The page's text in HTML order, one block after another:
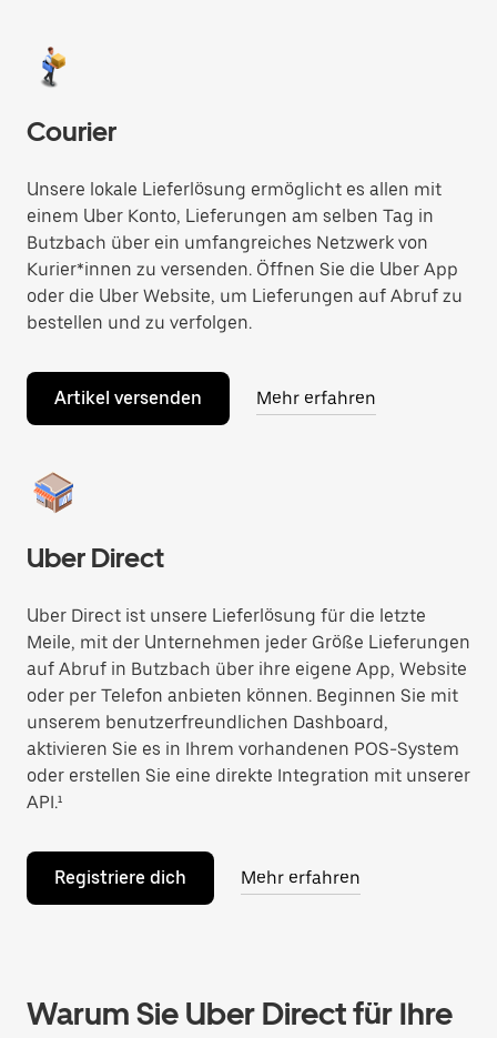
Courier
Unsere lokale Lieferlösung ermöglicht es allen mit
einem Uber Konto, Lieferungen am selben Tag in
Butzbach über ein umfangreiches Netzwerk von
Kurier*innen zu versenden. Öffnen Sie die Uber App
oder die Uber Website, um Lieferungen auf Abruf zu
bestellen und zu verfolgen.
Artikel versenden Mehr erfahren
Uber Direct
Uber Direct ist unsere Lieferlösung für die letzte
Meile, mit der Unternehmen jeder Größe Lieferungen
auf Abruf in Butzbach über ihre eigene App, Website
oder per Telefon anbieten können. Beginnen Sie mit
unserem benutzerfreundlichen Dashboard,
aktivieren Sie es in Ihrem vorhandenen POS-System
oder erstellen Sie eine direkte Integration mit unserer
API.¹
Registriere dich Mehr erfahren
Warum Sie Uber Direct für Ihre